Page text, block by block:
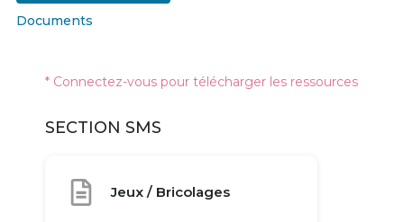
Documents
* Connectez-vous pour télécharger les ressources
SECTION SMS
Jeux / Bricolages